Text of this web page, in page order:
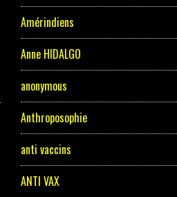
Amérindiens
Anne HIDALGO
anonymous
Anthroposophie
anti vaccins
ANTI VAX